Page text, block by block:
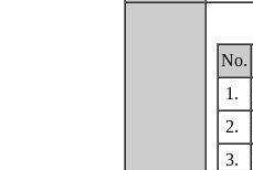
No.
1.
2.
3.